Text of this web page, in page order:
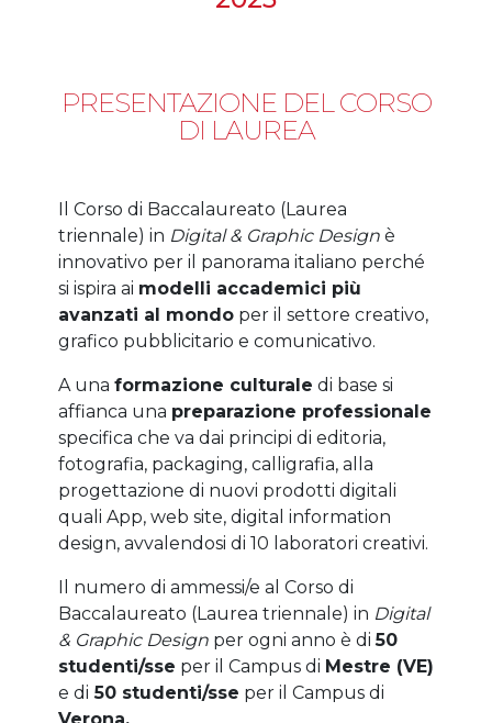
PRESENTAZIONE DEL CORSO
DI LAUREA
Il Corso di Baccalaureato (Laurea
triennale) in Digital & Graphic Designè
innovativo per il panorama italiano perché
si ispira ai modelli accademici più
avanzati al mondoper il settore creativo,
grafico pubblicitario e comunicativo.
A una formazione culturale di base si
affianca una preparazione professionale
specifica che va dai principi di editoria,
fotografia, packaging, calligrafia, alla
progettazione di nuovi prodotti digitali
quali App, web site, digital information
design, avvalendosi di 10 laboratori creativi.
Il numero di ammessi/e al Corso di
Baccalaureato (Laurea triennale) in Digital
& Graphic Designper ogni anno è di50
studenti/sse per il Campus di Mestre (VE)
e di 50 studenti/sse per il Campus di
Verona.